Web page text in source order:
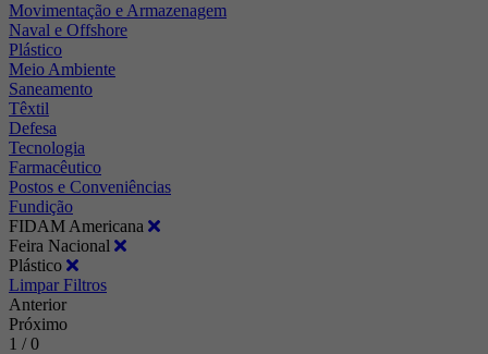
Movimentação e Armazenagem
Naval e Offshore
Plástico
Meio Ambiente
Saneamento
Têxtil
Defesa
Tecnologia
Farmacêutico
Postos e Conveniências
Fundição
FIDAM Americana
Feira Nacional
Plástico
Limpar Filtros
Anterior
Próximo
1 / 0